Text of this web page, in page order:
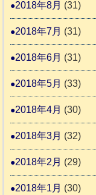
2018年8月 (31)
2018年7月 (31)
2018年6月 (31)
2018年5月 (33)
2018年4月 (30)
2018年3月 (32)
2018年2月 (29)
2018年1月 (30)